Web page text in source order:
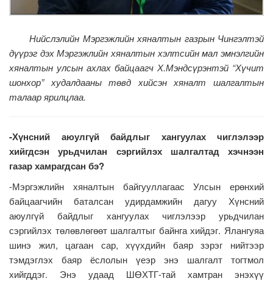
Нийслэлийн Мэргэжлийн хяналтын газрын Чингэлтэй
дүүрэг дэх Мэргэжлийн хяналтын хэлтсийн мал эмнэлгийн
хяналтын улсын ахлах байцаагч Х.Мэндсүрэнтэй “Хүчит
шонхор” худалдааны төвд хийсэн хяналт шалгалтын
талаар ярилцлаа.
-Хүнсний аюулгүй байдлыг хангуулах чиглэлээр
хийгдсэн урьдчилан сэргийлэх шалгалтад хэчнээн
газар хамрагдсан бэ?
-Мэргэжлийн хяналтын байгууллагаас Улсын ерөнхий
байцаагчийн баталсан удирдамжийн дагуу Хүнсний
аюулгүй байдлыг хангуулах чиглэлээр урьдчилан
сэргийлэх төлөвлөгөөт шалгалтыг байнга хийдэг. Ялангуяа
шинэ жил, цагаан сар, хүүхдийн баяр зэрэг нийтээр
тэмдэглэх баяр ёслолын үеэр энэ шалгалт тогтмол
хийгддэг. Энэ удаад ШӨХТГ-тай хамтран энэхүү